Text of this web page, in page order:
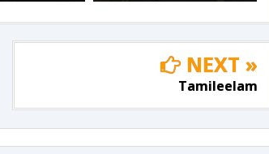
NEXT »
Tamileelam